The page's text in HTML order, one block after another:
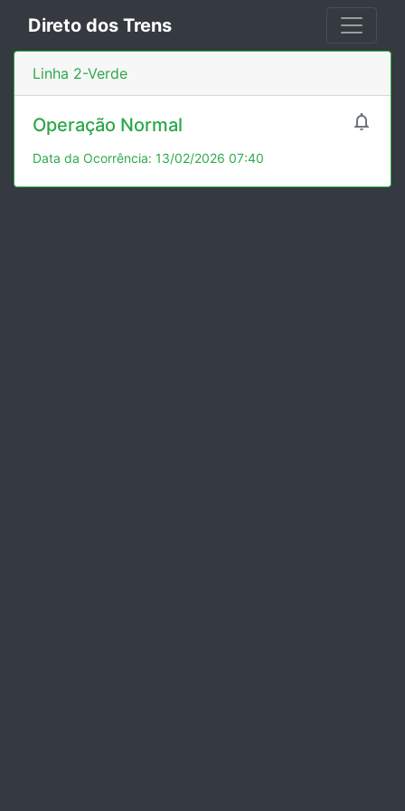
Direto dos Trens
Linha 2-Verde

Operação Normal
Data da Ocorrência: 13/02/2026 07:40